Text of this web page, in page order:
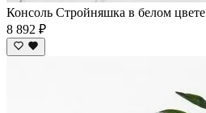
Консоль Стройняшка в белом цвете
8 892 ₽